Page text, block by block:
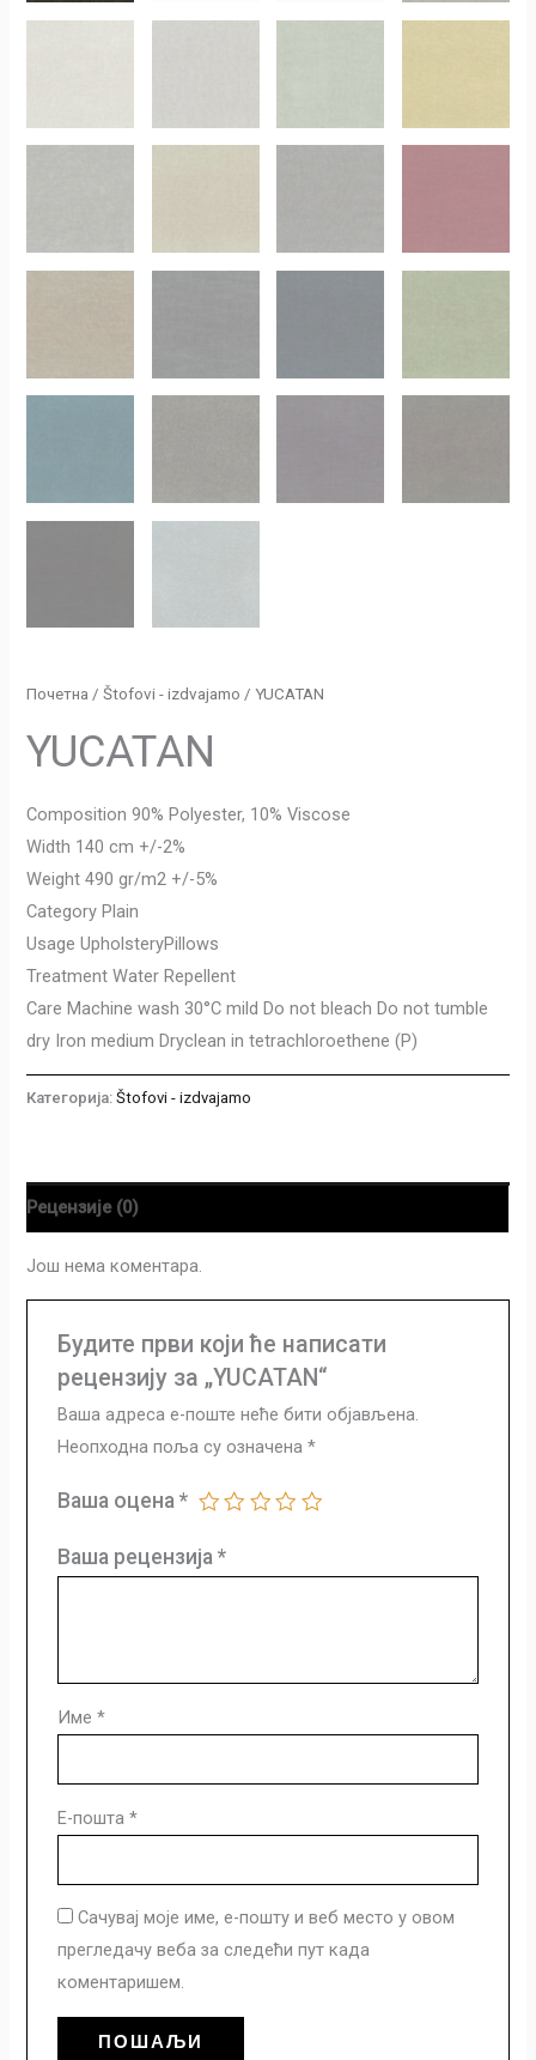
Почетна /Štofovi - izdvajamo / YUCATAN
YUCATAN
Composition 90% Polyester, 10% Viscose
Width 140 cm +/-2%
Weight 490 gr/m2 +/-5%
Category Plain
Usage UpholsteryPillows
Treatment Water Repellent
Care Machine wash 30°C mild Do not bleach Do not tumble
dry Iron medium Dryclean in tetrachloroethene (P)
Категорија:Štofovi - izdvajamo
Рецензије (0)
Још нема коментара.
Будите први који ће написати
рецензију за „YUCATAN“
Ваша адреса е-поште неће бити објављена.
Неопходна поља су означена *
Ваша оцена *
Ваша рецензија *
Име *
Е-пошта *
Сачувај моје име, е-пошту и веб место у овом
прегледачу веба за следећи пут када
коментаришем.